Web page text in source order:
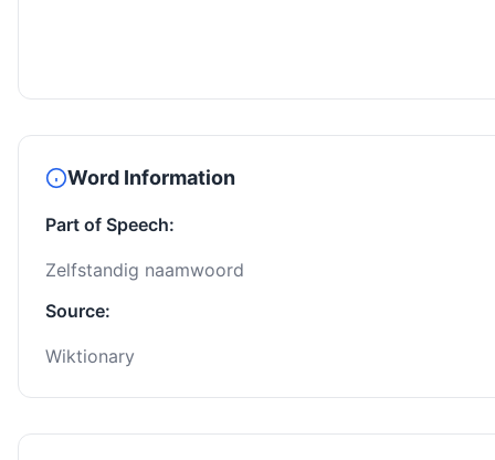
Word Information
Part of Speech:
Zelfstandig naamwoord
Source:
Wiktionary